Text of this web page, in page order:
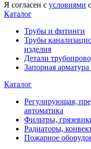
Я согласен с условиями
Каталог
Трубы и фитинги
Трубы
изделия
Детали
Запорная
Каталог
Регулирующая,
автоматика
Фильтры,
Радиаторы,
Пожарное